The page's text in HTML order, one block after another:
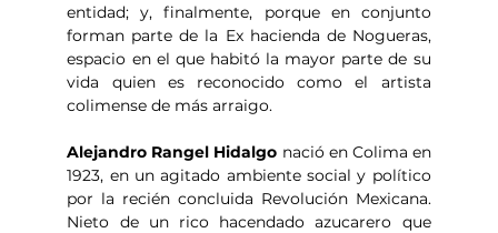
entidad; y, finalmente, porque en conjunto
forman parte de la Ex hacienda de Nogueras,
espacio en el que habitó la mayor parte de su
vida quien es reconocido como el artista
colimense de más arraigo.
Alejandro Rangel Hidalgo nació en Colima en
1923, en un agitado ambiente social y político
por la recién concluida Revolución Mexicana.
Nieto de un rico hacendado azucarero que